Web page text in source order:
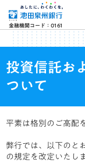
金融機関コード：0161
投資信託お
ついて
平素は格別のご高配
弊行では、以下のと
の規定を改定いたし